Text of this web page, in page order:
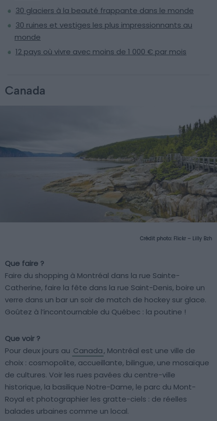
30 glaciers à la beauté frappante dans le monde
30 ruines et vestiges les plus impressionnants au
monde
12 pays où vivre avec moins de 1 000 € par mois
Canada
Crédit photo: Flickr – Lilly Bzh
Que faire ?
Faire du shopping à Montréal dans la rue Sainte-
Catherine, faire la fête dans la rue Saint-Denis, boire un
verre dans un bar un soir de match de hockey sur glace.
Goûtez à l’incontournable du Québec : la poutine !
Que voir ?
Pour deux jours au Canada, Montréal est une ville de
choix : cosmopolite, accueillante, bilingue, une mosaïque
de cultures. Voir les rues pavées du centre-ville
historique, la basilique Notre-Dame, le parc du Mont-
Royal et photographier les gratte-ciels : de réelles
balades urbaines comme un local.